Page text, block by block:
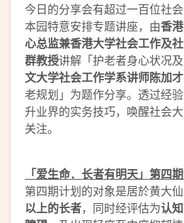
今日的分享会有超过一百位社
本园特意安排专题讲座，由香
心总监兼香港大学社会工作及
群教授讲解「护老者身心状况
文大学社会工作学系讲师陈加
老规划」为题作分享。透过经
升业界的实务技巧，唤醒社会
关注。
「爱生命．长者有明天」第四
第四期计划的对象是居於黄大
以上的长者，同时经评估为认